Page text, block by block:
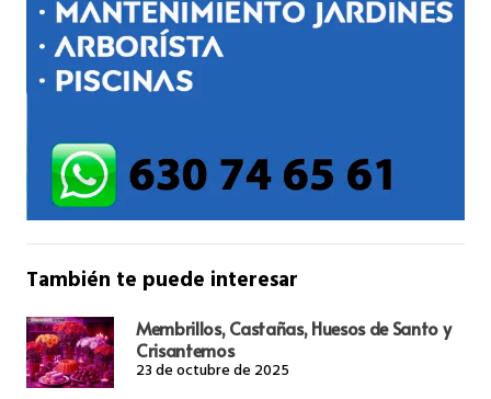
También te puede interesar
Membrillos, Castañas, Huesos de Santo y
Crisantemos
23 de octubre de 2025